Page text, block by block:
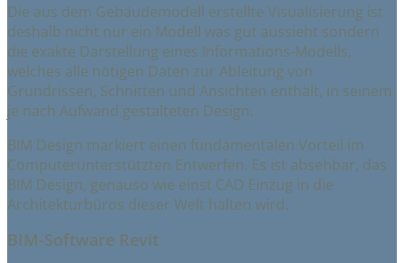
Die aus dem Gebäudemodell erstellte Visualisierung ist
deshalb nicht nur ein Modell was gut aussieht sondern
die exakte Darstellung eines Informations-Modells,
welches alle nötigen Daten zur Ableitung von
Grundrissen, Schnitten und Ansichten enthält, in seinem
je nach Aufwand gestalteten Design.
BIM Design markiert einen fundamentalen Vorteil im
Computerunterstützten Entwerfen. Es ist absehbar, das
BIM Design, genauso wie einst CAD Einzug in die
Architekturbüros dieser Welt halten wird.
BIM-Software Revit